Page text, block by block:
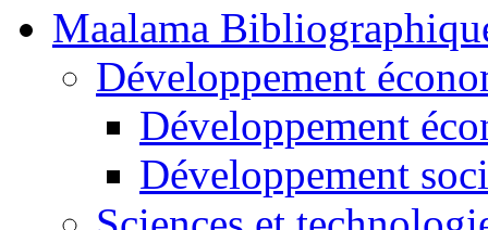
Maalama
Développement
Développement
Développement